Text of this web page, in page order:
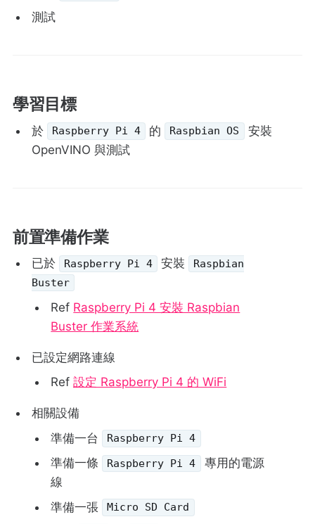
測試
學習目標
於 Raspberry Pi 4 的 Raspbian OS
安裝
OpenVINO 與測試
前置準備作業
已於 Raspberry Pi 4 安裝
Raspbian
Buster
Ref Raspberry Pi 4 安裝 Raspbian
Buster 作業系統
已設定網路連線
Ref設定 Raspberry Pi 4 的 WiFi
相關設備
準備一台
Raspberry Pi 4
準備一條 Raspberry Pi 4
專用的電源
線
準備一張
Micro SD Card